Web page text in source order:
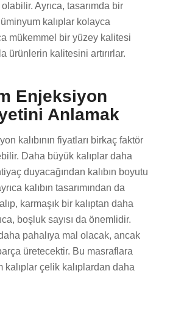
Ayrıca, tasarımda bir
kalıplar kolayca
mükemmel bir yüzey kalitesi
ürünlerin kalitesini artırırlar.
Enjeksiyon
Anlamak
kalıbının fiyatları birkaç faktör
Daha büyük kalıplar daha
duyacağından kalıbın boyutu
kalıbın tasarımından da
karmaşık bir kalıptan daha
boşluk sayısı da önemlidir.
pahalıya mal olacak, ancak
üretecektir. Bu masraflara
kalıplar çelik kalıplardan daha